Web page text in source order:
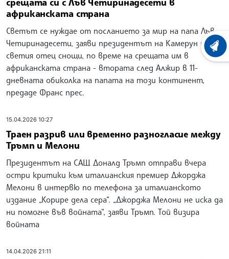
африканската страна
Светът се нуждае от посланието за мир на папа Лъв
Четиринадесети, заяви президентът на Камерун пред
светия отец снощи, по време на срещата им в
африканската страна - втората след Алжир в 11-
дневната обиколка на папата на този континент,
предаде Франс прес.
15.04.2026 10:27
Траен разрив или временно разногласие между
Тръмп и Мелони
Президентът на САЩ Доналд Тръмп отправи вчера
остри критики към италианския премиер Джорджа
Мелони в интервю по телефона за италианското
издание „Корире дела сера“. „Джорджа Мелони не иска да
ни помогне във войната“, заяви Тръмп. Той визира
войната
14.04.2026 21:11